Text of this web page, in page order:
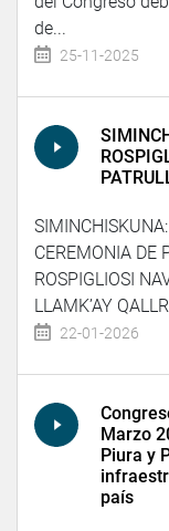
de...
25-11-2025
CEREMONIA DE
ROSPIGLIOSI
LLAMK’AY
22-01-2026
Marzo
Piura y
país